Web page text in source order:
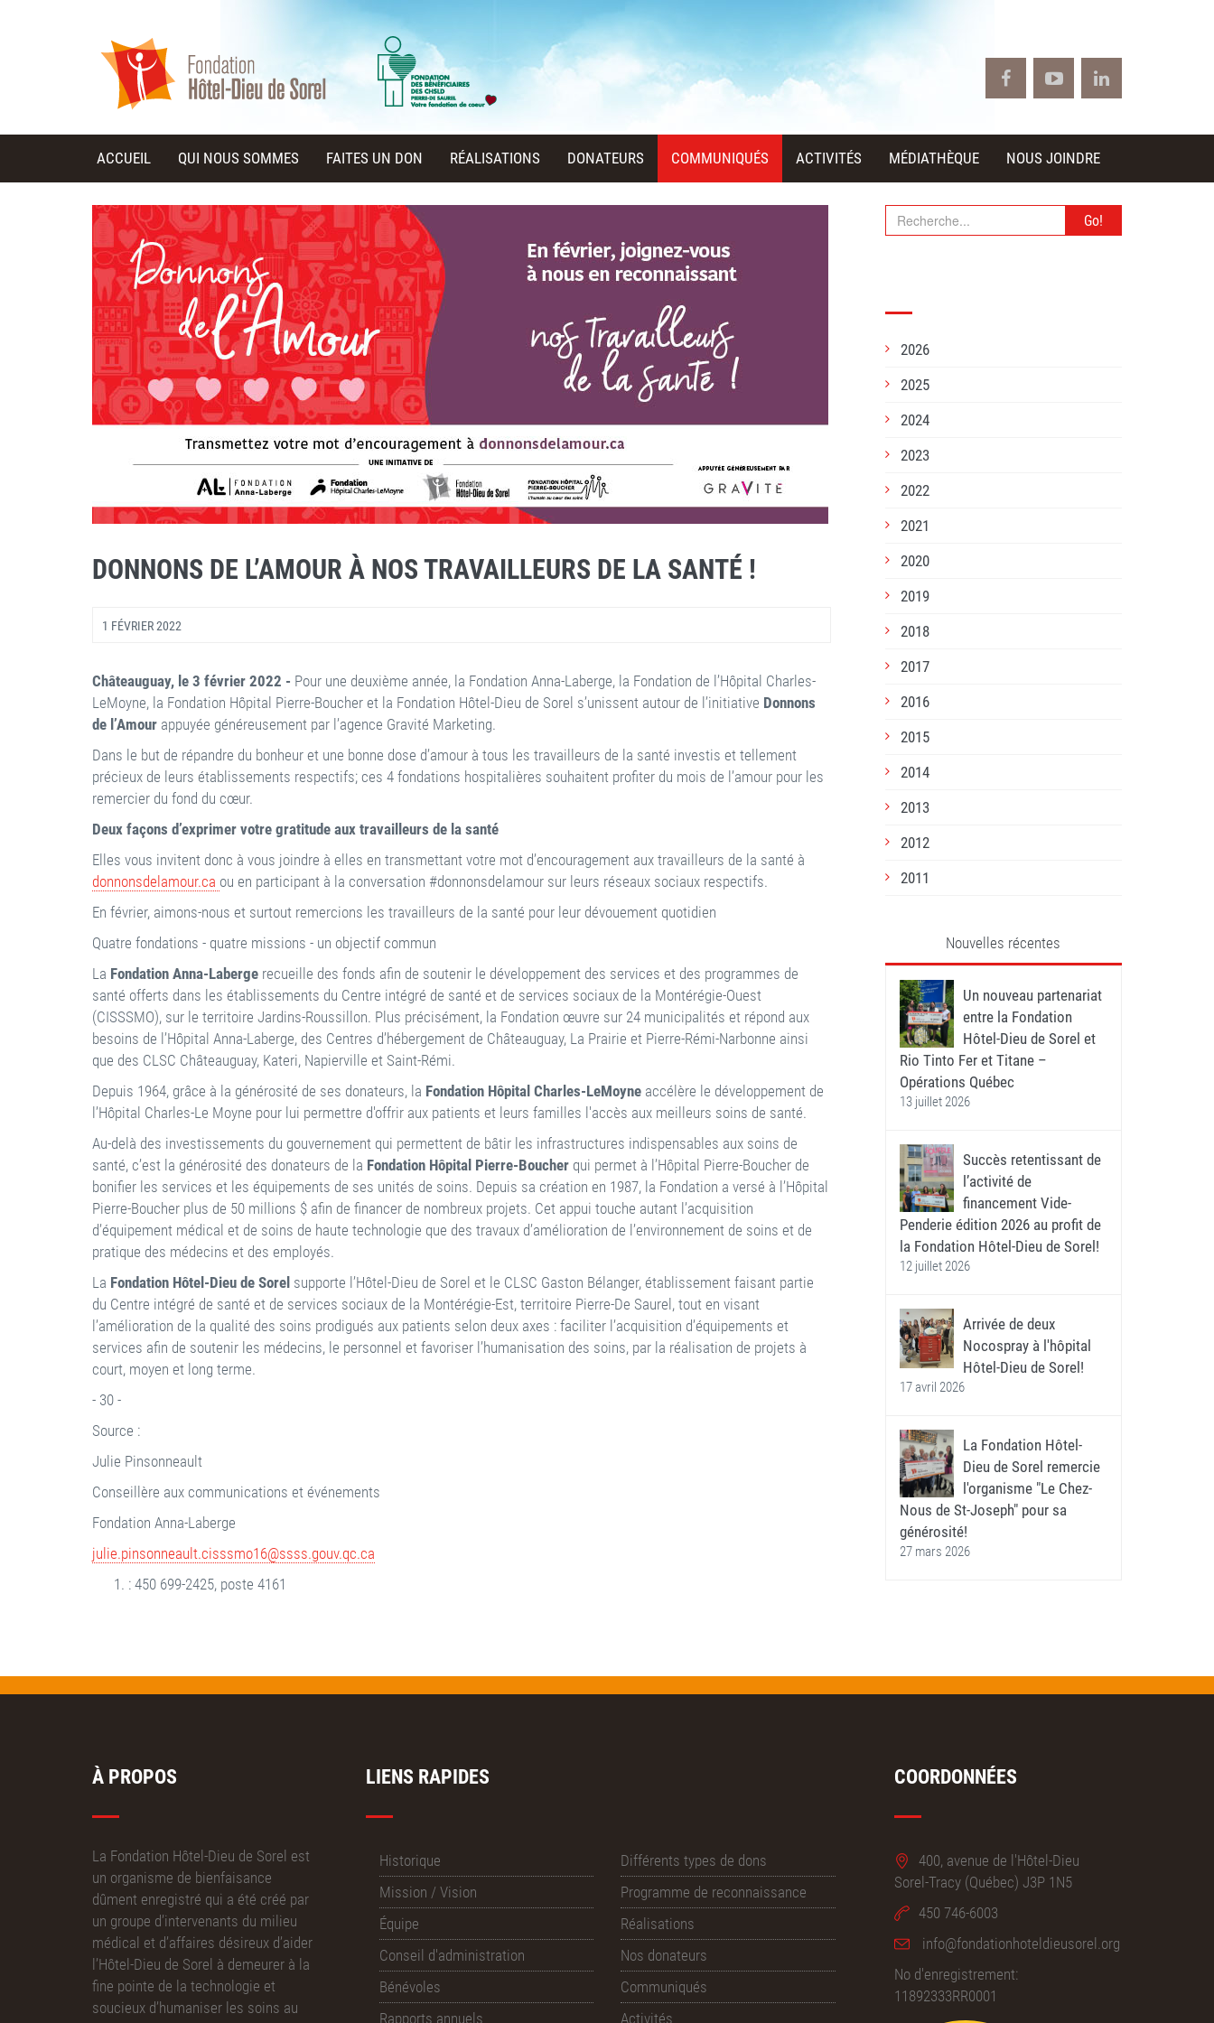
ACCUEIL QUI NOUS SOMMES FAITES UN DON RÉALISATIONS DONATEURS COMMUNIQUÉS ACTIVITÉS MÉDIATHÈQUE NOUS JOINDRE
DONNONS DE L’AMOUR À NOS TRAVAILLEURS DE LA SANTÉ !
1 FÉVRIER 2022
Châteauguay, le 3 février 2022 - Pour une deuxième année, la Fondation Anna-Laberge, la Fondation de l’Hôpital Charles-
LeMoyne, la Fondation Hôpital Pierre-Boucher et la Fondation Hôtel-Dieu de Sorel s’unissent autour de l’initiative Donnons
de l’Amour appuyée généreusement par l’agence Gravité Marketing.
Dans le but de répandre du bonheur et une bonne dose d’amour à tous les travailleurs de la santé investis et tellement
précieux de leurs établissements respectifs; ces 4 fondations hospitalières souhaitent profiter du mois de l’amour pour les
remercier du fond du cœur.
Deux façons d’exprimer votre gratitude aux travailleurs de la santé
Elles vous invitent donc à vous joindre à elles en transmettant votre mot d’encouragement aux travailleurs de la santé à
donnonsdelamour.ca ou en participant à la conversation #donnonsdelamour sur leurs réseaux sociaux respectifs.
En février, aimons-nous et surtout remercions les travailleurs de la santé pour leur dévouement quotidien
Quatre fondations - quatre missions - un objectif commun
La Fondation Anna-Laberge recueille des fonds afin de soutenir le développement des services et des programmes de
santé offerts dans les établissements du Centre intégré de santé et de services sociaux de la Montérégie-Ouest
(CISSSMO), sur le territoire Jardins-Roussillon. Plus précisément, la Fondation œuvre sur 24 municipalités et répond aux
besoins de l’Hôpital Anna-Laberge, des Centres d’hébergement de Châteauguay, La Prairie et Pierre-Rémi-Narbonne ainsi
que des CLSC Châteauguay, Kateri, Napierville et Saint-Rémi.
Depuis 1964, grâce à la générosité de ses donateurs, la Fondation Hôpital Charles-LeMoyne accélère le développement de
l’Hôpital Charles-Le Moyne pour lui permettre d'offrir aux patients et leurs familles l'accès aux meilleurs soins de santé.
Au-delà des investissements du gouvernement qui permettent de bâtir les infrastructures indispensables aux soins de
santé, c’est la générosité des donateurs de la Fondation Hôpital Pierre-Boucher qui permet à l’Hôpital Pierre-Boucher de
bonifier les services et les équipements de ses unités de soins. Depuis sa création en 1987, la Fondation a versé à l’Hôpital
Pierre-Boucher plus de 50 millions $ afin de financer de nombreux projets. Cet appui touche autant l’acquisition
d’équipement médical et de soins de haute technologie que des travaux d’amélioration de l’environnement de soins et de
pratique des médecins et des employés.
La Fondation Hôtel-Dieu de Sorel supporte l’Hôtel-Dieu de Sorel et le CLSC Gaston Bélanger, établissement faisant partie
du Centre intégré de santé et de services sociaux de la Montérégie-Est, territoire Pierre-De Saurel, tout en visant
l’amélioration de la qualité des soins prodigués aux patients selon deux axes : faciliter l’acquisition d’équipements et
services afin de soutenir les médecins, le personnel et favoriser l’humanisation des soins, par la réalisation de projets à
court, moyen et long terme.
- 30 -
Source :
Julie Pinsonneault
Conseillère aux communications et événements
Fondation Anna-Laberge
julie.pinsonneault.cisssmo16@ssss.gouv.qc.ca
: 450 699-2425, poste 4161
Go!
2026
2025
2024
2023
2022
2021
2020
2019
2018
2017
2016
2015
2014
2013
2012
2011
Nouvelles récentes
Un nouveau partenariat
entre la Fondation
Hôtel-Dieu de Sorel et
Rio Tinto Fer et Titane –
Opérations Québec
13 juillet 2026
Succès retentissant de
l’activité de
financement Vide-
Penderie édition 2026 au profit de
la Fondation Hôtel-Dieu de Sorel!
12 juillet 2026
Arrivée de deux
Nocospray à l'hôpital
Hôtel-Dieu de Sorel!
17 avril 2026
La Fondation Hôtel-
Dieu de Sorel remercie
l'organisme "Le Chez-
Nous de St-Joseph" pour sa
générosité!
27 mars 2026
À PROPOS
La Fondation Hôtel-Dieu de Sorel est
un organisme de bienfaisance
dûment enregistré qui a été créé par
un groupe d’intervenants du milieu
médical et d’affaires désireux d’aider
l’Hôtel-Dieu de Sorel à demeurer à la
fine pointe de la technologie et
soucieux d’humaniser les soins au
LIENS RAPIDES
Historique
Mission / Vision
Équipe
Conseil d'administration
Bénévoles
Rapports annuels
Différents types de dons
Programme de reconnaissance
Réalisations
Nos donateurs
Communiqués
Activités
COORDONNÉES
400, avenue de l'Hôtel-Dieu
Sorel-Tracy (Québec) J3P 1N5
450 746-6003
info@fondationhoteldieusorel.org
No d'enregistrement:
11892333RR0001